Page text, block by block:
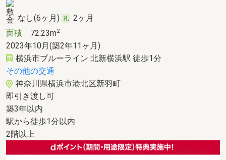
なし(6ヶ月)
2ヶ月
面積 72.23m2
2023年10月(築2年11ヶ月)
横浜市ブルーライン 北新横浜駅 徒歩1分
その他の交通
神奈川県横浜市港北区新羽町
即引き渡し可
築3年以内
駅から徒歩1分以内
2階以上